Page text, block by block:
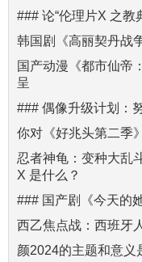
### 论“伦理片X 之教
韩国剧《高丽契丹战
国产动漫《都市仙帝
呈
### 偶像升级计划：
你对《好兆头第二季
忍者神龟：变种大乱
X 是什么？
### 国产剧《今天的
西乙焦点战：西班牙
颜2024的主题和意义